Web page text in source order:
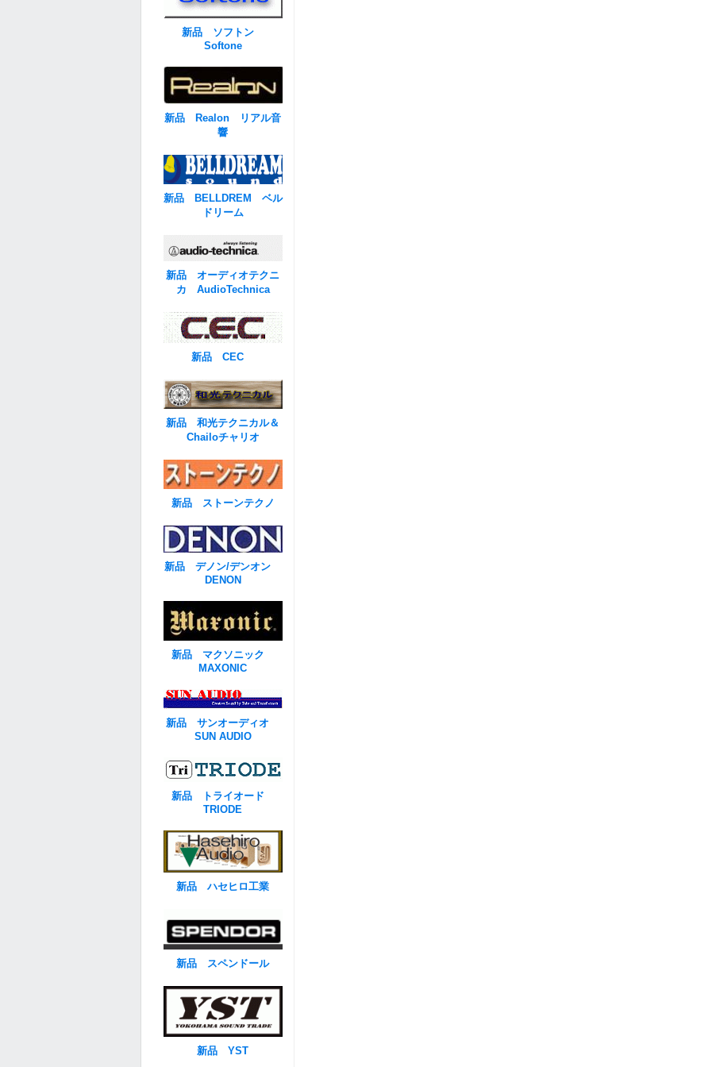
新品 ソフトン
Softone
新品 Realon リアル音
響
新品 BELLDREM ベル
ドリーム
新品 オーディオテクニ
カ AudioTechnica
新品 CEC
新品 和光テクニカル＆
Chailoチャリオ
新品 ストーンテクノ
新品 デノン/デンオン
DENON
新品 マクソニック
MAXONIC
新品 サンオーディオ
SUN AUDIO
新品 トライオード
TRIODE
新品 ハセヒロ工業
新品 スペンドール
新品 YST